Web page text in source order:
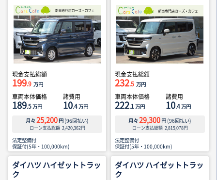
現金支払総額
199.9 万円
車両本体価格
189.5万円
諸費用
10.4万円
月々 25,200 円 (96回払い)
ローン支払総額 2,420,362円
法定整備付
保証付(5年・100,000km)
現金支払総額
232.5 万円
車両本体価格
222.1万円
諸費用
10.4万円
月々 29,300 円 (96回払い)
ローン支払総額 2,815,078円
法定整備付
保証付(5年・100,000km)
ダイハツ ハイゼットトラッ
ク
ダイハツ ハイゼットトラッ
ク